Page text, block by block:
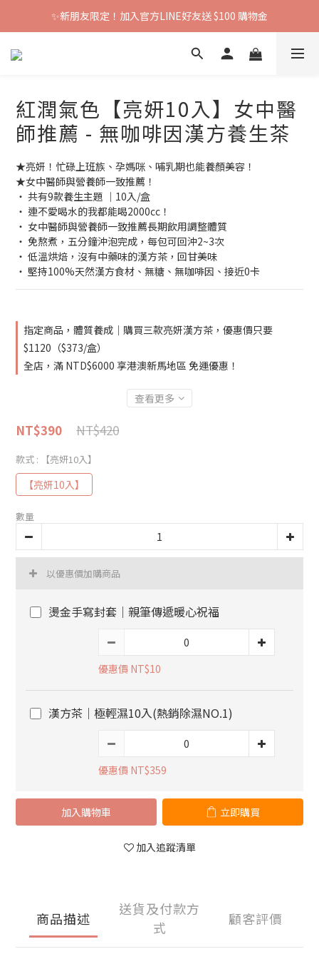
✨新朋友限定！加入官方LINE好友送 $100 購物金
紅潤氣色【亮妍10入】女中醫
師推薦 - 無咖啡因漢方養生茶
★亮妍！忙碌上班族、孕媽咪、哺乳期也能養顏美容！
★女中醫師與營養師一致推薦！
‧ 共有9款養生主題 ｜10入/盒
‧ 連不愛喝水的我都能喝2000cc！
‧ 女中醫師與營養師一致推薦長期飲用調整體質
‧ 免熬煮，五分鐘沖泡完成，每包可回沖2~3次
‧ 低溫烘焙，沒有中藥味的漢方茶，回甘美味
‧ 堅持100%天然漢方食材、無糖、無咖啡因、接近0卡
指定商品，體質養成｜購買三款亮妍漢方茶，優惠價只要
$1120（$373/盒）
全店，滿 NTD$6000 享港澳新馬地區 免運優惠！
查看更多
NT$420
NT$390
款式 : 【亮妍10入】
【亮妍10入】
數量
以優惠價加購商品
燙金手寫封套｜親筆傳遞暖心祝福
優惠價 NT$10
漢方茶｜極輕濕10入(熱銷除濕NO.1)
優惠價 NT$359
加入購物車 立即購買
加入追蹤清單
商品描述
送貨及付款方
式
顧客評價